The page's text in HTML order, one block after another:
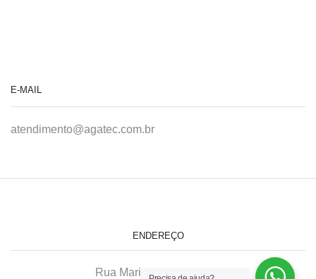
E-MAIL
atendimento@agatec.com.br
ENDEREÇO
Rua Maria Afonso, 166-A